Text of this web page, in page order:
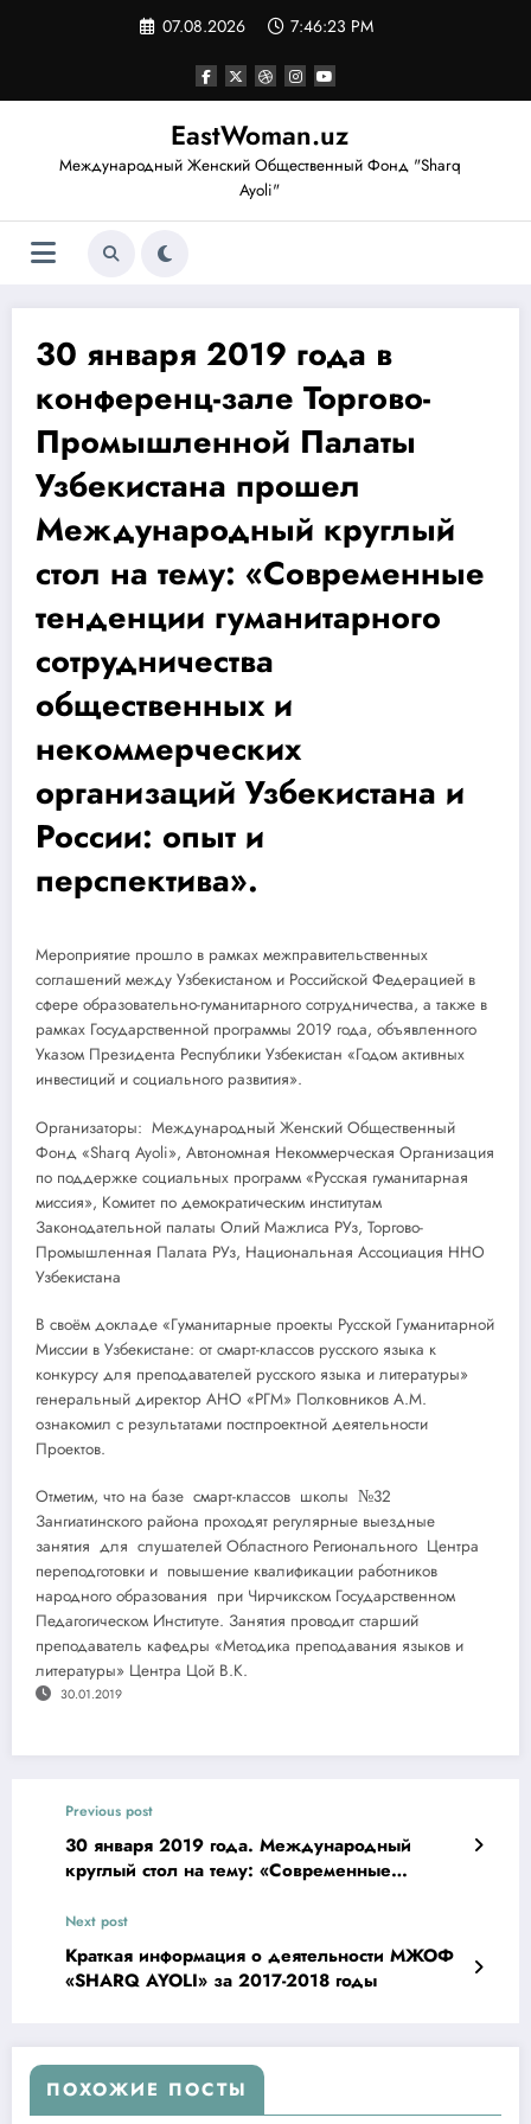
07.08.2026 7:46:23 PM
EastWoman.uz
Международный Женский Общественный Фонд "Sharq
Ayoli"
30 января 2019 года в
конференц-зале Торгово-
Промышленной Палаты
Узбекистана прошел
Международный круглый
стол на тему: «Современные
тенденции гуманитарного
сотрудничества
общественных и
некоммерческих
организаций Узбекистана и
России: опыт и
перспектива».
Мероприятие прошло в рамках межправительственных
соглашений между Узбекистаном и Российской Федерацией в
сфере образовательно-гуманитарного сотрудничества, а также в
рамках Государственной программы 2019 года, объявленного
Указом Президента Республики Узбекистан «Годом активных
инвестиций и социального развития».
Организаторы: Международный Женский Общественный
Фонд «Sharq Ayoli», Автономная Некоммерческая Организация
по поддержке социальных программ «Русская гуманитарная
миссия», Комитет по демократическим институтам
Законодательной палаты Олий Мажлиса РУз, Торгово-
Промышленная Палата РУз, Национальная Ассоциация ННО
Узбекистана
В своём докладе «Гуманитарные проекты Русской Гуманитарной
Миссии в Узбекистане: от смарт-классов русского языка к
конкурсу для преподавателей русского языка и литературы»
генеральный директор АНО «РГМ» Полковников А.М.
ознакомил с результатами постпроектной деятельности
Проектов.
Отметим, что на базе смарт-классов школы №32
Зангиатинского района проходят регулярные выездные
занятия для слушателей Областного Регионального Центра
переподготовки и повышение квалификации работников
народного образования при Чирчикском Государственном
Педагогическом Институте. Занятия проводит старший
преподаватель кафедры «Методика преподавания языков и
литературы» Центра Цой В.К.
30.01.2019
Previous post
30 января 2019 года. Международный
круглый стол на тему: «Современные
общественных и некоммерческих
организаций Узбекистана и России: опыт и
перспектива».
Next post
Краткая информация о деятельности МЖОФ
«SHARQ AYOLI» за 2017-2018 годы
ПОХОЖИЕ ПОСТЫ